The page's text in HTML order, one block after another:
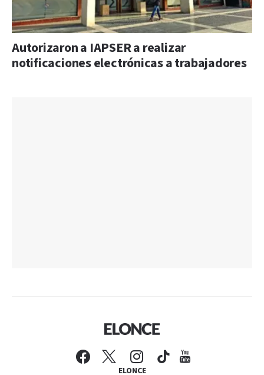
Autorizaron a IAPSER a realizar
notificaciones electrónicas a trabajadores
ELONCE